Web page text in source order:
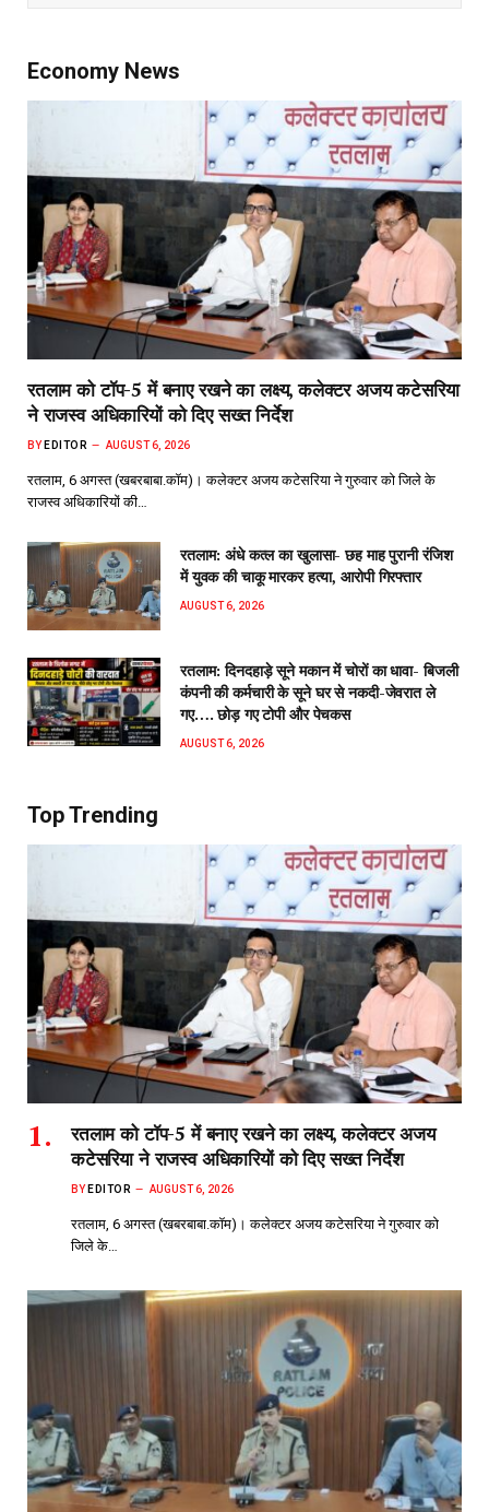
Economy News
रतलाम को टॉप-5 में बनाए रखने का लक्ष्य, कलेक्टर अजय कटेसरिया
ने राजस्व अधिकारियों को दिए सख्त निर्देश
BY EDITOR AUGUST 6, 2026
रतलाम, 6 अगस्त (खबरबाबा.कॉम)। कलेक्टर अजय कटेसरिया ने गुरुवार को जिले के
राजस्व अधिकारियों की…
रतलाम: अंधे कत्ल का खुलासा- छह माह पुरानी रंजिश
में युवक की चाकू मारकर हत्या, आरोपी गिरफ्तार
AUGUST 6, 2026
रतलाम: दिनदहाड़े सूने मकान में चोरों का धावा- बिजली
कंपनी की कर्मचारी के सूने घर से नकदी-जेवरात ले
गए…. छोड़ गए टोपी और पेचकस
AUGUST 6, 2026
Top Trending
रतलाम को टॉप-5 में बनाए रखने का लक्ष्य, कलेक्टर अजय
कटेसरिया ने राजस्व अधिकारियों को दिए सख्त निर्देश
BY EDITOR AUGUST 6, 2026
रतलाम, 6 अगस्त (खबरबाबा.कॉम)। कलेक्टर अजय कटेसरिया ने गुरुवार को
जिले के…